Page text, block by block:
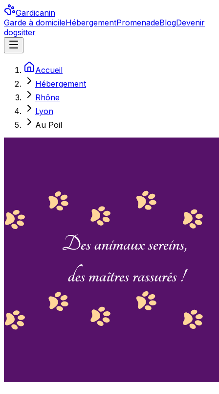
Gardicanin
Garde à domicileHébergementPromenadeBlogDevenir
dogsitter
Accueil
Hébergement
Rhône
Lyon
Au Poil